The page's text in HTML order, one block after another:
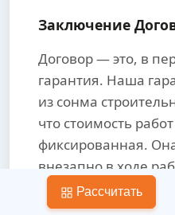
Заключение
Договор — это, в
гарантия. Наша
из сонма
что стоимость
фиксированная.
внезапно в ходе
Предотвратите
Рассчитать